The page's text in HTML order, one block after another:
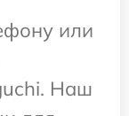
или
Наш